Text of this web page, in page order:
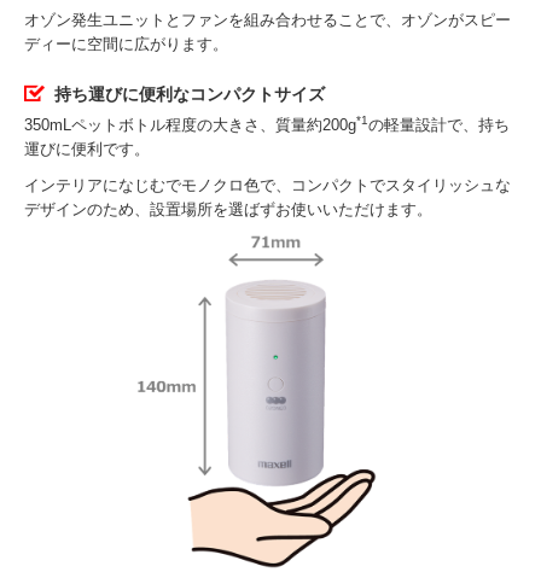
オゾン発生ユニットとファンを組み合わせることで、オゾンがスピー
ディーに空間に広がります。
持ち運びに便利なコンパクトサイズ
350mLペットボトル程度の大きさ、質量約200g*1の軽量設計で、持ち
運びに便利です。
インテリアになじむでモノクロ色で、コンパクトでスタイリッシュな
デザインのため、設置場所を選ばずお使いいただけます。